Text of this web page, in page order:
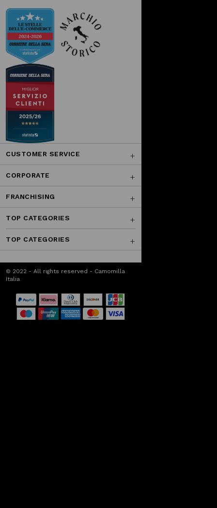
CUSTOMER SERVICE
CORPORATE
FRANCHISING
TOP CATEGORIES
TOP CATEGORIES
© 2022 - All rights reserved - Camomilla
Italia